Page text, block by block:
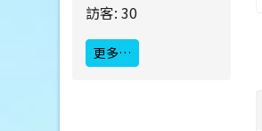
訪客: 30
更多…